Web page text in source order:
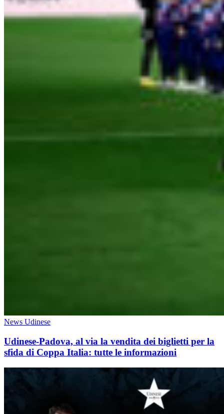
News Udinese
Udinese-Padova, al via la vendita dei biglietti per la
sfida di Coppa Italia: tutte le informazioni